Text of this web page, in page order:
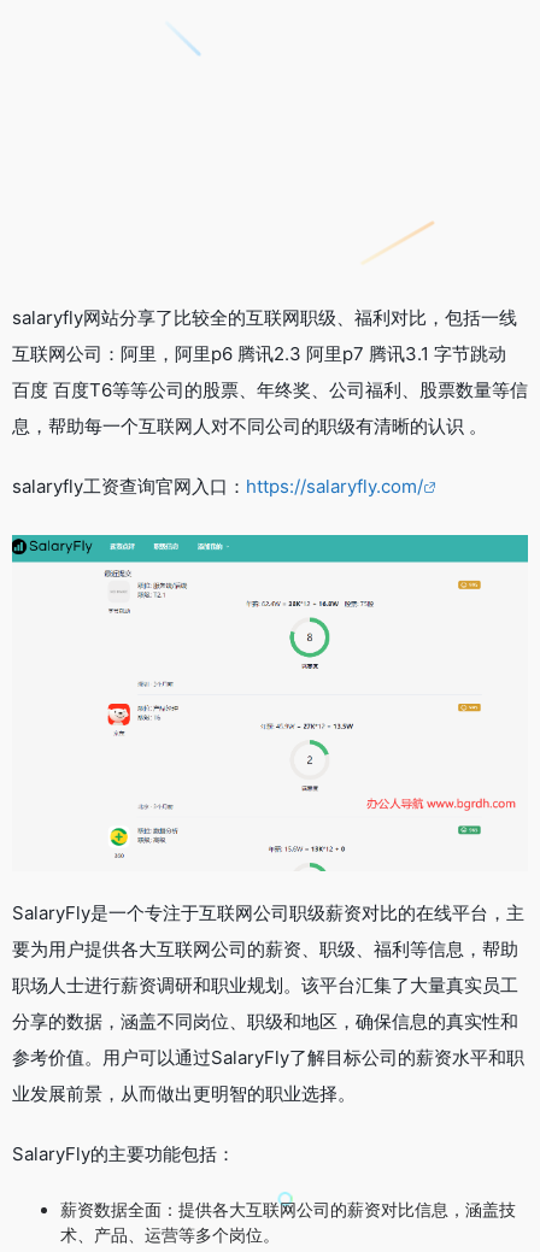
salaryfly网站分享了比较全的互联网职级、福利对比，包括一线
互联网公司：阿里，阿里p6 腾讯2.3 阿里p7 腾讯3.1 字节跳动
百度 百度T6等等公司的股票、年终奖、公司福利、股票数量等信
息，帮助每一个互联网人对不同公司的职级有清晰的认识 。
salaryfly工资查询官网入口： https://salaryfly.com/
SalaryFly是一个专注于互联网公司职级薪资对比的在线平台，主
要为用户提供各大互联网公司的薪资、职级、福利等信息，帮助
职场人士进行薪资调研和职业规划。该平台汇集了大量真实员工
分享的数据，涵盖不同岗位、职级和地区，确保信息的真实性和
参考价值。用户可以通过SalaryFly了解目标公司的薪资水平和职
业发展前景，从而做出更明智的职业选择。
SalaryFly的主要功能包括：
薪资数据全面：提供各大互联网公司的薪资对比信息，涵盖技
术、产品、运营等多个岗位。